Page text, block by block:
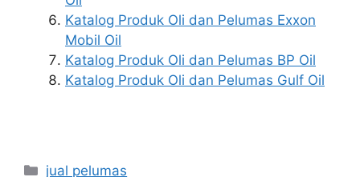
Katalog Produk Oli dan Pelumas Exxon
Mobil Oil
Katalog Produk Oli dan Pelumas BP Oil
Katalog Produk Oli dan Pelumas Gulf Oil
jual pelumas